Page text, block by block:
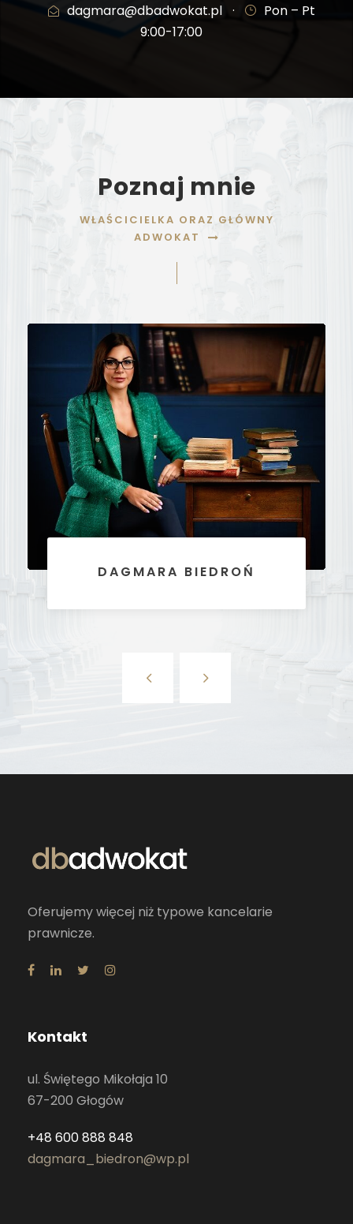
dagmara@dbadwokat.pl ·
Pon – Pt
9:00-17:00
Poznaj mnie
WŁAŚCICIELKA ORAZ GŁÓWNY
ADWOKAT
DAGMARA BIEDROŃ
Oferujemy więcej niż typowe kancelarie
prawnicze.
Kontakt
ul. Świętego Mikołaja 10
67-200 Głogów
+48 600 888 848
dagmara_biedron@wp.pl